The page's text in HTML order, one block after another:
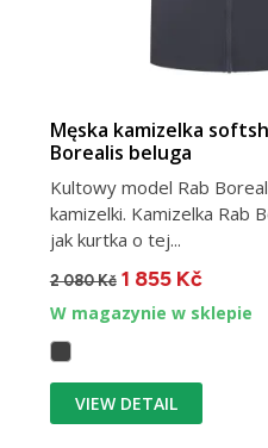
Męska kamizelka
Borealis beluga
Kultowy model Rab
kamizelki. Kamizelka Rab
jak kurtka o tej...
2 080 Kč 1 855 Kč
W magazynie w sklepie
VIEW DETAIL